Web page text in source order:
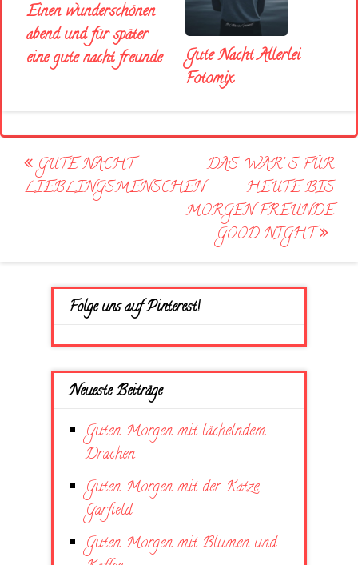
Einen wunderschönen
abend und für später
eine gute nacht freunde
Gute Nacht Allerlei
Fotomix
Post
navigation
GUTE NACHT
LIEBLINGSMENSCHEN
DAS WAR’ S FÜR
HEUTE BIS
MORGEN FREUNDE
GOOD NIGHT
Folge uns auf Pinterest!
Neueste Beiträge
Guten Morgen mit lächelndem
Drachen
Guten Morgen mit der Katze
Garfield
Guten Morgen mit Blumen und